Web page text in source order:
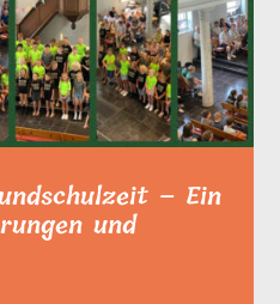
– Ein
und